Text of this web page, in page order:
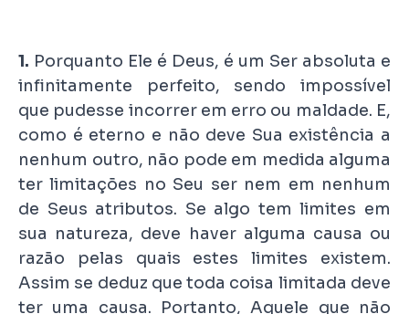
1. Porquanto Ele é Deus, é um Ser absoluta e
infinitamente perfeito, sendo impossível
que pudesse incorrer em erro ou maldade. E,
como é eterno e não deve Sua existência a
nenhum outro, não pode em medida alguma
ter limitações no Seu ser nem em nenhum
de Seus atributos. Se algo tem limites em
sua natureza, deve haver alguma causa ou
razão pelas quais estes limites existem.
Assim se deduz que toda coisa limitada deve
ter uma causa. Portanto, Aquele que não